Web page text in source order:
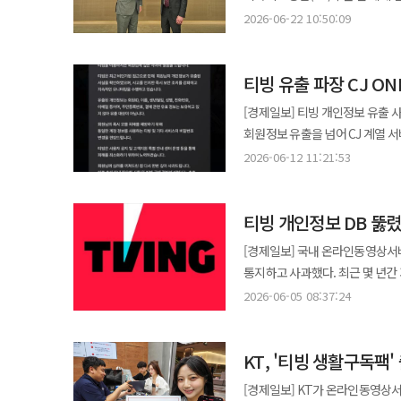
방침이다. OTT 시장이 단순한
스포츠와 글로벌 음악 이벤트를
스트리밍 포트폴리오를 지속적
경험을 선사해 나가겠다"고 말했
결과가 향후 감독과 제재 과정에서도 적지 않은 영
이용자의 권리를 보호했느냐에
KT가 고객정보를 넘기지 않았
프로그램을 통해 가입한 고객 규
안내해야 한다는 요구는 피하기
점도 KT의 신뢰 회복 과정에 부담으로 작용할 전망이다. 네이
침해됐다는 정황은 확인되지 않
이용자에게 어떻게 통지할지를
구체적인 후속 대책을 공개하지 않은 상태다. ◆ ‘가입자 확대’ 제휴 전략, 보안 책임
아니라 네이버와 통신사 결합상
네이버와 KT·LG유플러스 등 제휴 채널을 활용하
결국 이용자가 어느 기업으로부터 안내와 보호
티빙은 SK텔레콤과 LG유플러스
실제로 얼마나 포함됐는지는 아
가맹점에서는 결제금액의 1%가 적
프로모션도 진행한다. 카드 발급
M포인트 적립 혜택을 제공한다. 카드로 3만원 이상 결제하면 3만원을 캐시백하고 직전 6개월간 현대카드 이용 이력이
없는 고객에게는 7만원을 추가 지
수수료 면제 혜택을 오는 12월 31일까지 연장한다고
해외송금 수수료 3900원 면제
이번 조치는 올해 1월 해외송금 서비스
가능 통화도 확대했다. 기존 △
싱가포르 달러(SGD) △홍콩 달
해외송금을 보낼 때 발생하는 거래수수료는 기존
혜택을 연장하고 송금 가능 통화
초점을 맞췄다. T 우주 이용자는 통신사와 관계없이 정가보다 월 최대 2100원 할인된 가격으로 구글 AI 플랜을 이용할
수 있다. 구글 AI 프로는 월 2만
하나의 플랫폼에서 손쉽게 이용할 수 있는 환경 구축
가운데 SK텔레콤은 글로벌 AI
높인다는 계획이다. 특히 AI 구
경험을 한층 강화할 것으로 전망된다. SK텔레콤은 신규 요금제와의 연계도 강화했다. 지난 2일 출시한 '베
높이려는 전략이다. 이승하 SK텔레콤 프로덕트 담당은 "T 우주 '구글 AI 플랜' 구독 상품 출시를 통해 고객이 최고 수준의
AI 서비스를 보다 합리적인 조건
실질적인 혜택을 지속 확대해
반도체 공급을 넘어 전사적 인공지능 전환(AX)으로 넓어
설명했다. 이번 발표는 양사의 기존 협력의 연장선에 있다. 삼성은 지난해 오픈AI와 글로벌 AI 인프라 협력 방안을 발표한
바 있다. 당시 삼성전자는 오픈
삼성SDS는 AI 데이터센터 개발
삼성중공업도 차세대 데이터센터 인프라 협력 가능
삼성전자 내부의 일하는 방식으
엔터프라이즈는 정보 탐색과 분
서비스인 만큼 데이터 보호, 접근 권
생산성을 높이는 도구에서 일반
직군이 아이디어를 내부 도구나
역량을 높이는 핵심 플랫폼으로
아이디어를 더 빠르게 실행하고 복잡한 문
2026-06-22 10:50:09
티빙 유출 파장 CJ
[경제일보] 티빙 개인정보 유출
회원정보 유출을 넘어 CJ 계열
커지는 모습이다. 12일 업계에 따르면 CJ올리브네트웍스가 운영하는 그룹 통합 멤버십 서비스 CJ ONE은 티빙
비밀번호를 재설정해야 한다. 티빙은 지난 2일 외부의 비인가 접근으로 개인정보가 저장된 데이터베이스에 접속이
이뤄졌고 개인정보 파일이 외부
클라우드 접근 통제 정책을 변경하는 등 조치를 취했
휴대전화번호, 이메일, 환불 계
무게가 커졌다. CI는 본인확인을
회사는 “티빙을 믿고 이용해 주
서비스를 제공하고 있다고 밝혔
2026-06-12 11:21:53
티빙 개인정보 DB 뚫
[경제일보] 국내 온라인동영상
통지하고 사과했다. 최근 몇 년
사고가 발생하면서 이용자 우려가 커지고 있다. 5일 IT 업계에 따르면 티빙은 최근
번호 마지막 4자리와 이메일 일부
공지를 통해 "당사는 2026년 6
2026-06-05 08:37:24
KT, '티빙 생활구독
[경제일보] KT가 온라인동영상